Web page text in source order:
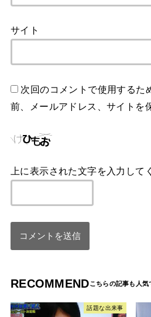
サイト
次回のコメントで使用するた
前、メールアドレス、サイトを
上に表示された文字を入力して
RECOMMEND
話題な出来事